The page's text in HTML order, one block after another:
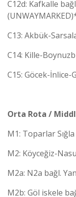
C12d: Kafkalle
C13: Akbük-
C14: Kille-
C15: Göcek-
Orta Rota /
M1: Toparlar
M2: Köyceğiz-
M2a: N2a bağl.
M2b: Göl iskele